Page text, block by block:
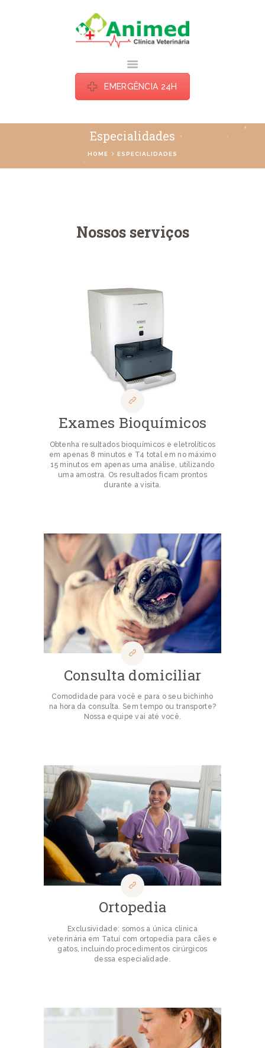
EMERGÊNCIA 24H
Especialidades
HOME ESPECIALIDADES
ANIMED TATUI
merece.
HOME
ESPECIALIDADES
Nossos serviços
Exames Bioquímicos
Obtenha resultados bioquímicos e eletrolíticos
em apenas 8 minutos e T4 total em no máximo
15 minutos em apenas uma análise, utilizando
uma amostra. Os resultados ficam prontos
durante a visita.
Consulta domiciliar
Comodidade para você e para o seu bichinho
na hora da consulta. Sem tempo ou transporte?
Nossa equipe vai até você.
Ortopedia
Exclusividade: somos a única clínica
veterinária em Tatuí com ortopedia para cães e
gatos, incluindo procedimentos cirúrgicos
dessa especialidade.